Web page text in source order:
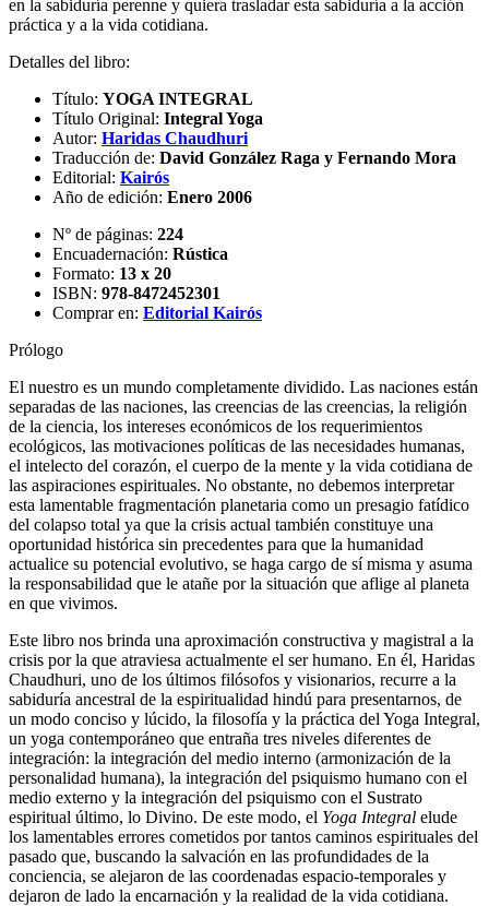
en la sabiduría perenne y quiera trasladar esta sabiduría a la acción
práctica y a la vida cotidiana.
Detalles del libro:
Título: YOGA INTEGRAL
Título Original: Integral Yoga
Autor: Haridas Chaudhuri
Traducción de: David González Raga y Fernando Mora
Editorial: Kairós
Año de edición: Enero 2006
Nº de páginas: 224
Encuadernación: Rústica
Formato: 13 x 20
ISBN: 978-8472452301
Comprar en: Editorial Kairós
Prólogo
El nuestro es un mundo completamente dividido. Las naciones están
separadas de las naciones, las creencias de las creencias, la religión
de la ciencia, los intereses económicos de los requerimientos
ecológicos, las motivaciones políticas de las necesidades humanas,
el intelecto del corazón, el cuerpo de la mente y la vida cotidiana de
las aspiraciones espirituales. No obstante, no debemos interpretar
esta lamentable fragmentación planetaria como un presagio fatídico
del colapso total ya que la crisis actual también constituye una
oportunidad histórica sin precedentes para que la humanidad
actualice su potencial evolutivo, se haga cargo de sí misma y asuma
la responsabilidad que le atañe por la situación que aflige al planeta
en que vivimos.
Este libro nos brinda una aproximación constructiva y magistral a la
crisis por la que atraviesa actualmente el ser humano. En él, Haridas
Chaudhuri, uno de los últimos filósofos y visionarios, recurre a la
sabiduría ancestral de la espiritualidad hindú para presentarnos, de
un modo conciso y lúcido, la filosofía y la práctica del Yoga Integral,
un yoga contemporáneo que entraña tres niveles diferentes de
integración: la integración del medio interno (armonización de la
personalidad humana), la integración del psiquismo humano con el
medio externo y la integración del psiquismo con el Sustrato
espiritual último, lo Divino. De este modo, el Yoga Integral elude
los lamentables errores cometidos por tantos caminos espirituales del
pasado que, buscando la salvación en las profundidades de la
conciencia, se alejaron de las coordenadas espacio-temporales y
dejaron de lado la encarnación y la realidad de la vida cotidiana.